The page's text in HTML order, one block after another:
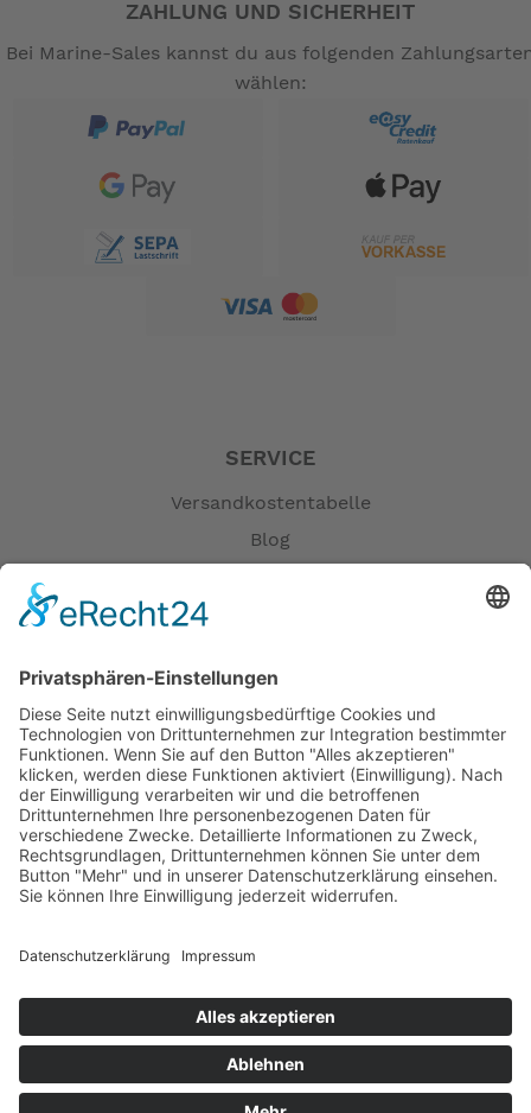
ZAHLUNG UND SICHERHEIT
Bei Marine-Sales kannst du aus folgenden
wählen:
SERVICE
Versandkostentabelle
Blog
Öffnungszeiten
Versandpartner
Verfügbarkeiten
Zahlung und Versand
Datenschutz
Fernabsatz
Widerrufsrecht MS
Kontakt
Garantiefall
Batterieverordnung